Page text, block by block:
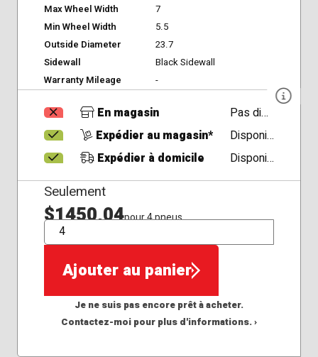
Max Wheel Width
7
Min Wheel Width
5.5
Outside Diameter
23.7
Sidewall
Black Sidewall
Warranty Mileage
-
En magasin
Pas disponible
Expédier au magasin*
Disponible
Expédier à domicile
Disponible
Seulement
$1450,04pour 4 pneus
QTÉ
Ajouter au panier
Je ne suis pas encore prêt à acheter.
Contactez-moi pour plus d'informations. ›